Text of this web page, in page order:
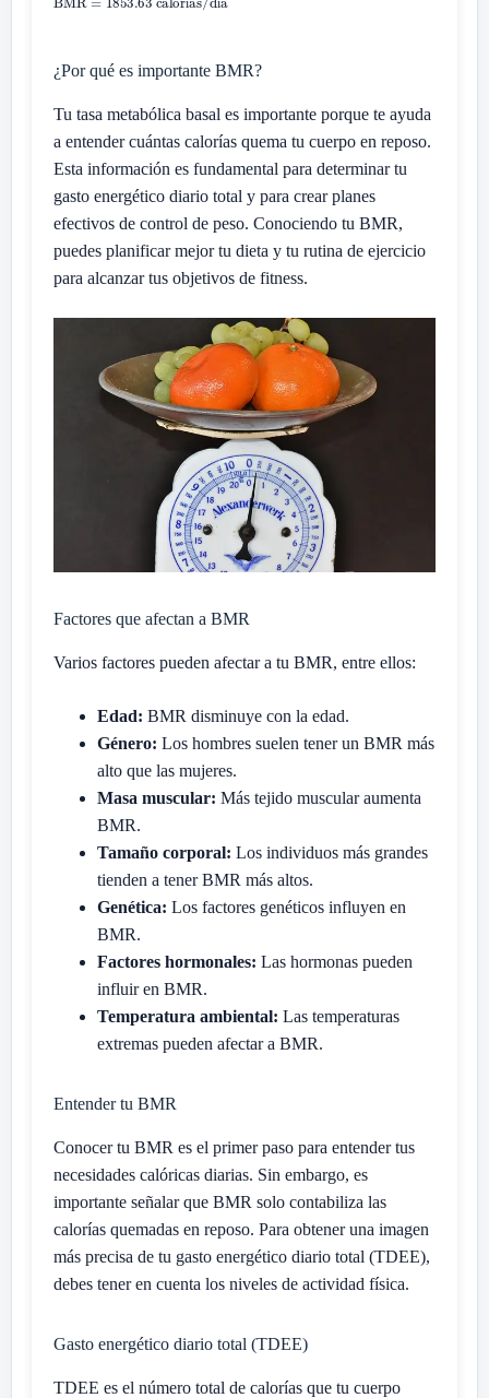
¿Por qué es importante BMR?
Tu tasa metabólica basal es importante porque te ayuda
a entender cuántas calorías quema tu cuerpo en reposo.
Esta información es fundamental para determinar tu
gasto energético diario total y para crear planes
efectivos de control de peso. Conociendo tu BMR,
puedes planificar mejor tu dieta y tu rutina de ejercicio
para alcanzar tus objetivos de fitness.
Factores que afectan a BMR
Varios factores pueden afectar a tu BMR, entre ellos:
Edad: BMR disminuye con la edad.
Género: Los hombres suelen tener un BMR más
alto que las mujeres.
Masa muscular: Más tejido muscular aumenta
BMR.
Tamaño corporal: Los individuos más grandes
tienden a tener BMR más altos.
Genética: Los factores genéticos influyen en
BMR.
Factores hormonales: Las hormonas pueden
influir en BMR.
Temperatura ambiental: Las temperaturas
extremas pueden afectar a BMR.
Entender tu BMR
Conocer tu BMR es el primer paso para entender tus
necesidades calóricas diarias. Sin embargo, es
importante señalar que BMR solo contabiliza las
calorías quemadas en reposo. Para obtener una imagen
más precisa de tu gasto energético diario total (TDEE),
debes tener en cuenta los niveles de actividad física.
Gasto energético diario total (TDEE)
TDEE es el número total de calorías que tu cuerpo